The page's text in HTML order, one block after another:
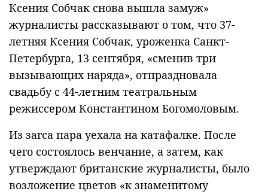
Ксения Собчак снова вышла замуж»
журналисты рассказывают о том, что 37-
летняя Ксения Собчак, уроженка Санкт-
Петербурга, 13 сентября, «сменив три
вызывающих наряда», отпраздновала
свадьбу с 44-летним театральным
режиссером Константином Богомоловым.
Из загса пара уехала на катафалке. После
чего состоялось венчание, а затем, как
утверждают британские журналисты, было
возложение цветов «к знаменитому